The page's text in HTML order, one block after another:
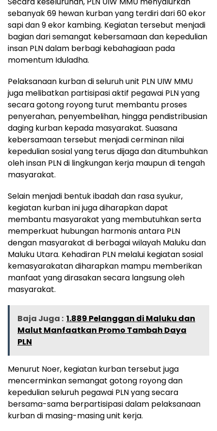
sebanyak 69 hewan kurban yang terdiri dari 60 ekor
sapi dan 9 ekor kambing. Kegiatan tersebut menjadi
bagian dari semangat kebersamaan dan kepedulian
insan PLN dalam berbagi kebahagiaan pada
momentum Iduladha.
Pelaksanaan kurban di seluruh unit PLN UIW MMU
juga melibatkan partisipasi aktif pegawai PLN yang
secara gotong royong turut membantu proses
penyerahan, penyembelihan, hingga pendistribusian
daging kurban kepada masyarakat. Suasana
kebersamaan tersebut menjadi cerminan nilai
kepedulian sosial yang terus dijaga dan ditumbuhkan
oleh insan PLN di lingkungan kerja maupun di tengah
masyarakat.
Selain menjadi bentuk ibadah dan rasa syukur,
kegiatan kurban ini juga diharapkan dapat
membantu masyarakat yang membutuhkan serta
memperkuat hubungan harmonis antara PLN
dengan masyarakat di berbagai wilayah Maluku dan
Maluku Utara. Kehadiran PLN melalui kegiatan sosial
kemasyarakatan diharapkan mampu memberikan
manfaat yang dirasakan secara langsung oleh
masyarakat.
Baja Juga : 1.889 Pelanggan di Maluku dan
Malut Manfaatkan Promo Tambah Daya
PLN
Menurut Noer, kegiatan kurban tersebut juga
mencerminkan semangat gotong royong dan
kepedulian seluruh pegawai PLN yang secara
bersama-sama berpartisipasi dalam pelaksanaan
kurban di masing-masing unit kerja.